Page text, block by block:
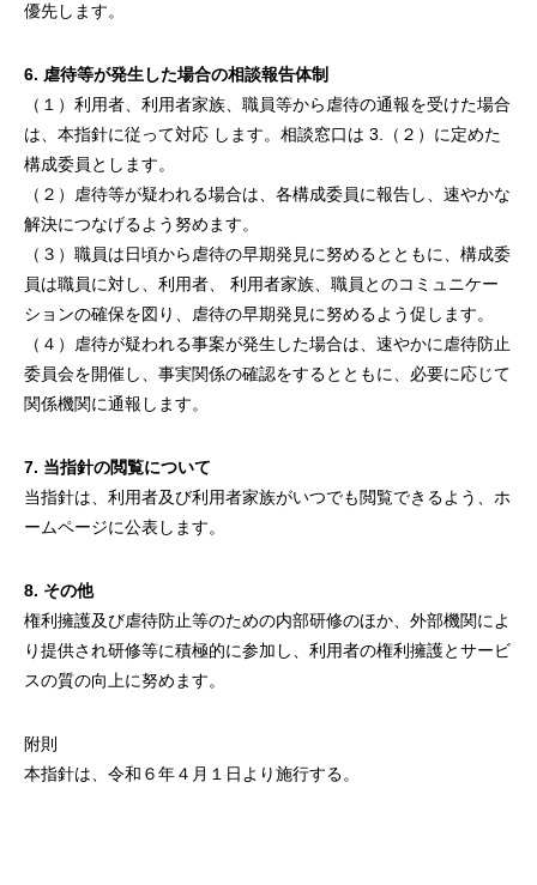
優先します。
6. 虐待等が発生した場合の相談報告体制
（１）利用者、利用者家族、職員等から虐待の通報を受けた場合
は、本指針に従って対応 します。相談窓口は 3.（２）に定めた
構成委員とします。
（２）虐待等が疑われる場合は、各構成委員に報告し、速やかな
解決につなげるよう努めます。
（３）職員は日頃から虐待の早期発見に努めるとともに、構成委
員は職員に対し、利用者、 利用者家族、職員とのコミュニケー
ションの確保を図り、虐待の早期発見に努めるよう促します。
（４）虐待が疑われる事案が発生した場合は、速やかに虐待防止
委員会を開催し、事実関係の確認をするとともに、必要に応じて
関係機関に通報します。
7. 当指針の閲覧について
当指針は、利用者及び利用者家族がいつでも閲覧できるよう、ホ
ームページに公表します。
8. その他
権利擁護及び虐待防止等のための内部研修のほか、外部機関によ
り提供され研修等に積極的に参加し、利用者の権利擁護とサービ
スの質の向上に努めます。
附則
本指針は、令和６年４月１日より施行する。